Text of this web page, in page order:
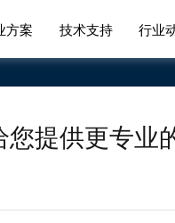
方案 技术支持 行业
提供更专业